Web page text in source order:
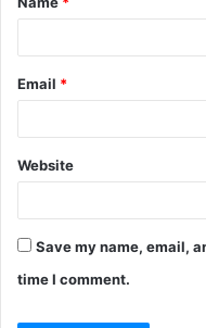
Email *
Website
Save my name, email,
time I comment.